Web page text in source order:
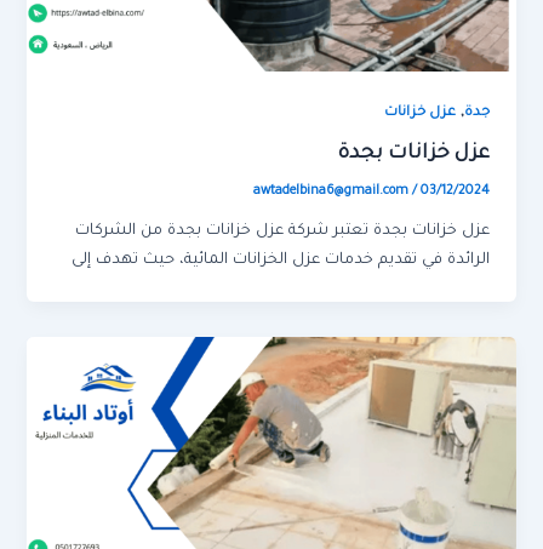
جدة,عزل خزانات
عزل خزانات بجدة
awtadelbina6@gmail.com/ 03/12/2024
عزل خزانات بجدة تعتبر شركة عزل خزانات بجدة من الشركات
الرائدة في تقديم خدمات عزل الخزانات المائية، حيث تهدف إلى